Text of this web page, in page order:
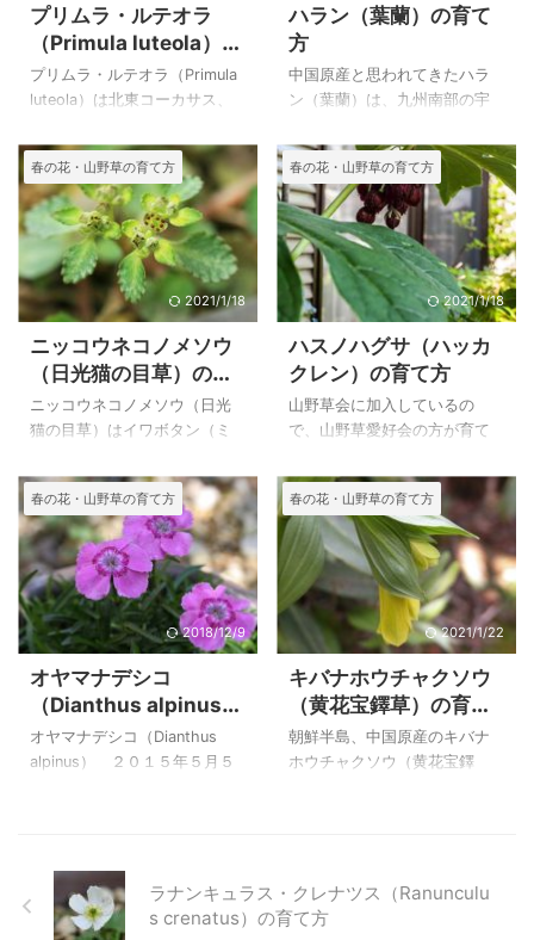
プリムラ・ルテオラ
（Primula luteola）の
育て方
プリムラ・ルテオラ（Primula
luteola）は北東コーカサス、
１４００～３０００mで見られ
るようです。また、湿性のプ
リムラで葉が大きくなり、と
ても素敵な花姿に感動しまし
た。 傘状に１０～２５花の硫
黄黄色の花が密集して、やや
下向きに咲く姿はとても魅力
的でした。夏には葉が弱って
しまいましたが数年間花が咲
いてくれたのは嬉しいことで
した。 上のプリムラ・ルテオ
ラ（Primula luteola）は自宅で
た２００４年３月に播種した
苗からの花です。 ...
ハラン（葉蘭）の育て
方
中国原産と思われてきたハラ
ン（葉蘭）は、九州南部の宇
本来の野生地であると分かっ
たとか、日陰にとても良く映
えるハラン（葉蘭）はむかし
から大好きな植物です。 ハラ
ン（葉蘭）には殺菌作用があ
るために折詰などに添えられ
たことから庭に植えられてい
るのをよく見かけました。現
在は代わりに緑色のプラスチ
ックシートが使われることが
多くなったのは彩と仕切りに
も便利だったことも使われ続
ん。 また、伝統園芸植物とし
ても好まれた斑入りハラン
（斑入り葉蘭）も窒素分が多
かったりすると斑 ...
春の花・山野草の育て方
2021/1/18
ニッコウネコノメソウ
（日光猫の目草）の育
て方｜高尾山のヨゴレ
ネコノメの特徴
ニッコウネコノメソウ（日光
猫の目草）はイワボタン（ミ
すが、このグループは茎葉が
細く、色合いが独特の雰囲気
を持っています。 日光ネコノ
メソウは種から育ててその詳
細を観察できました。イワボ
タンの葯は黄色のようですが
ニッコウネコノメの葯は若い
時に暗紅色、後に黒色になる
とか、イワボタンを見たこと
がないので、違いを比べるこ
とはできませんでしたが、見
た感じから納得できました。
て、その変わっ ...
春の花・山野草の育て方
2021/1/18
ハスノハグサ（ハッカ
クレン）の育て方
山野草会に加入しているの
で、山野草愛好会の方が育て
く、毎年のようにハッカック
レンの名前で展示しているの
を見ていましたが、いろいろ
な咲き方、葉の形などがあっ
て、その中の一種をいただい
て栽培することになり、調べ
たところ２枚の葉のつけ根部
に花が咲くものを「タイワン
ハッカクレン」、茎の途中に
咲くものを「チュウゴクハッ
カクレン」と呼び分けられて
いるようです。 私がいただい
春の花・山野草の育て方
2018/12/9
オヤマナデシコ
（Dianthus alpinus）
の育て方
オヤマナデシコ（Dianthus
alpinus） ２０１５年５月５
わりには丈夫で育てやすい植
物です。 草丈が低いわりに花
春の花・山野草の育て方
2021/1/22
キバナホウチャクソウ
（黄花宝鐸草）の育て
方
朝鮮半島、中国原産のキバナ
ホウチャクソウ（黄花宝鐸
ことのできます。 わが家は朝
日が当たる半日陰に植えてい
ラナンキュラス・クレナツス（Ranunculu
s crenatus）の育て方